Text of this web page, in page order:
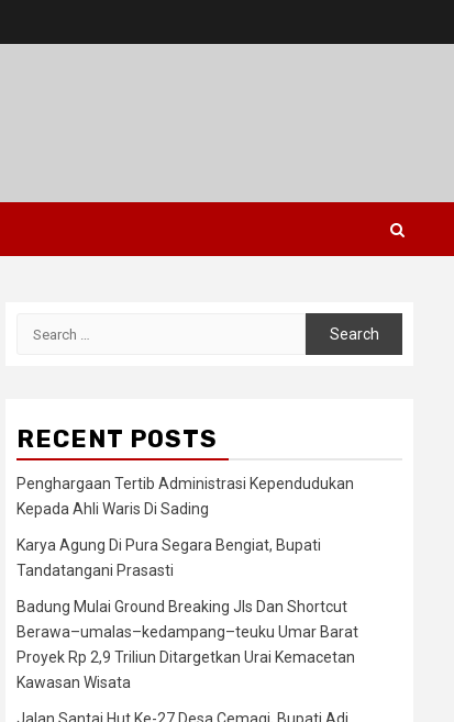
RECENT POSTS
Penghargaan Tertib Administrasi Kependudukan
Kepada Ahli Waris Di Sading
Karya Agung Di Pura Segara Bengiat, Bupati
Tandatangani Prasasti
Badung Mulai Ground Breaking Jls Dan Shortcut
Berawa–umalas–kedampang–teuku Umar Barat
Proyek Rp 2,9 Triliun Ditargetkan Urai Kemacetan
Kawasan Wisata